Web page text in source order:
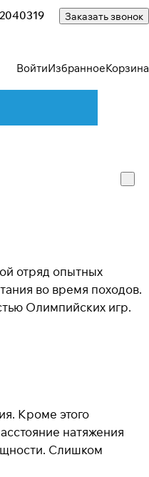
Заказать звонок
ВойтиИзбранноеКорзина
отряд опытных
во время походов.
Олимпийских игр.
Кроме этого
натяжения
Слишком